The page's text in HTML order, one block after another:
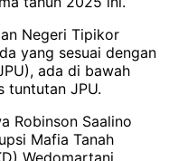
Negeri Tipikor
yang sesuai dengan
ada di bawah
tuntutan JPU.
Robinson Saalino
Mafia Tanah
Wedomartani,